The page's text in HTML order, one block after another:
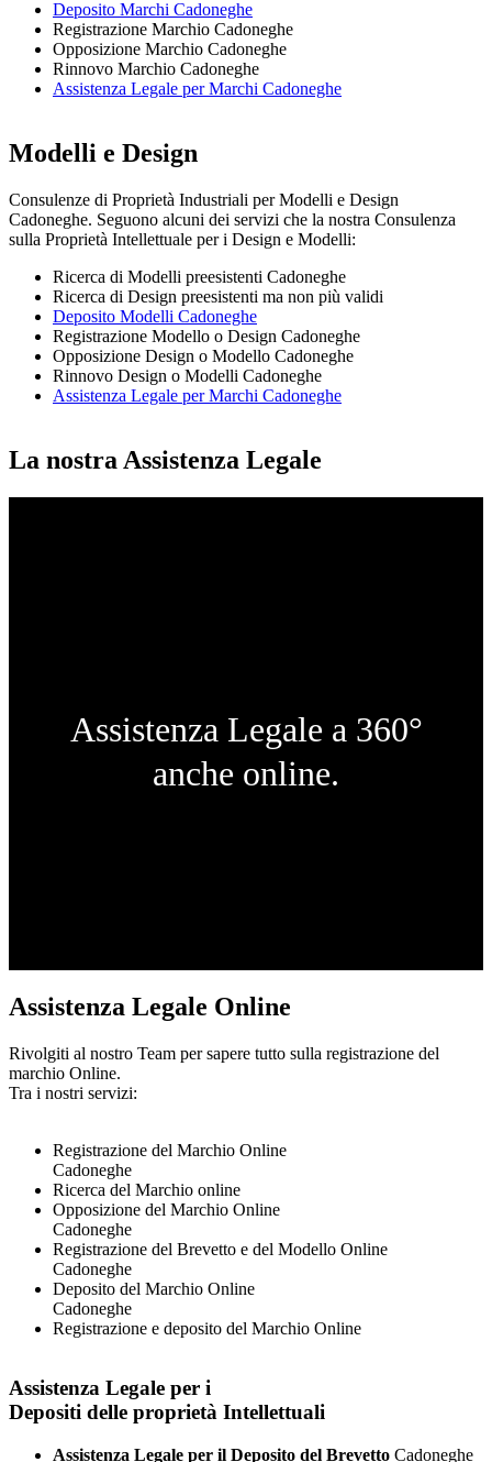
Deposito Marchi Cadoneghe
Registrazione Marchio Cadoneghe
Opposizione Marchio Cadoneghe
Rinnovo Marchio Cadoneghe
Assistenza Legale per Marchi Cadoneghe
Modelli e Design
Consulenze di Proprietà Industriali per Modelli e Design
Cadoneghe. Seguono alcuni dei servizi che la nostra Consulenza
sulla Proprietà Intellettuale per i Design e Modelli:
Ricerca di Modelli preesistenti Cadoneghe
Ricerca di Design preesistenti ma non più validi
Deposito Modelli Cadoneghe
Registrazione Modello o Design Cadoneghe
Opposizione Design o Modello Cadoneghe
Rinnovo Design o Modelli Cadoneghe
Assistenza Legale per Marchi Cadoneghe
La nostra Assistenza Legale
Assistenza Legale a 360°
anche online.
Assistenza Legale Online
Rivolgiti al nostro Team per sapere tutto sulla registrazione del
marchio Online.
Tra i nostri servizi:
Registrazione del Marchio Online
Cadoneghe
Ricerca del Marchio online
Opposizione del Marchio Online
Cadoneghe
Registrazione del Brevetto e del Modello Online
Cadoneghe
Deposito del Marchio Online
Cadoneghe
Registrazione e deposito del Marchio Online
Assistenza Legale per i
Depositi delle proprietà Intellettuali
Assistenza Legale per il Deposito del Brevetto Cadoneghe